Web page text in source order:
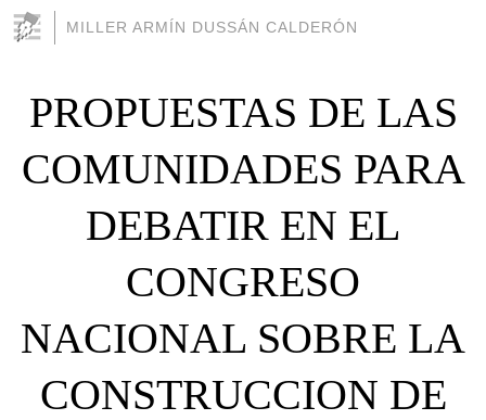
MILLER ARMÍN DUSSÁN CALDERÓN
PROPUESTAS DE LAS
COMUNIDADES PARA
DEBATIR EN EL
CONGRESO
NACIONAL SOBRE LA
CONSTRUCCION DE